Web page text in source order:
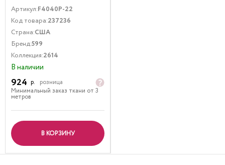
Артикул:F4040P-22
Код товара:237236
Страна:США
Бренд:599
Коллекция:2614
В наличии
924 р.
розница
Минимальный заказ ткани от 3
метров
В КОРЗИНУ